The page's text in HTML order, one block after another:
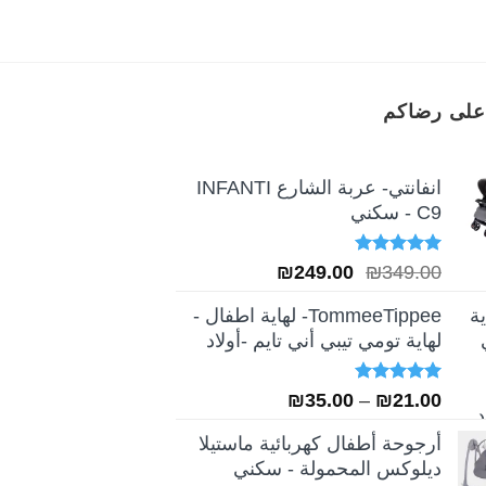
رضاكم
انفانتي- عربة الشارع INFANTI
C9 - سكني
تم التقييم
₪349.00
السعر
هو:
₪349.00.
₪249.00
السعر
هو:
₪249.00.
TommeeTippee- لهاية اطفال -
لهاية تومي تيبي أني تايم -أولاد
تم التقييم
₪21.00
–
₪35.00
من
أرجوحة أطفال كهربائية ماستيلا
ديلوكس المحمولة - سكني